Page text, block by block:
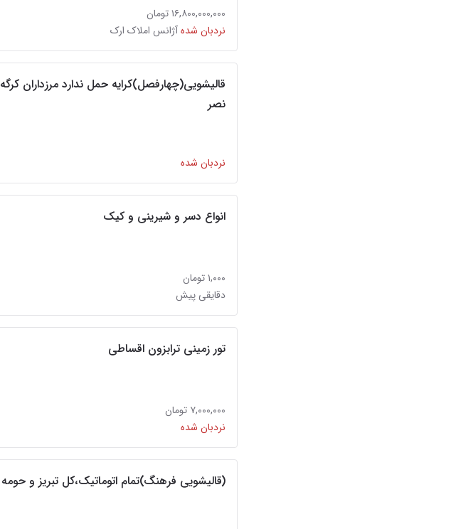
۱۶,۸۰۰,۰۰۰,۰۰۰ تومان
نردبان شدهآژانس املاک ارک
قالیشویی(چهارفصل)کرایه حمل ندارد مرزداران کرگه
نصر
نردبان شده
انواع دسر و شیرینی و کیک
۱,۰۰۰ تومان
دقایقی پیش
تور زمینی ترابزون اقساطی
۷,۰۰۰,۰۰۰ تومان
نردبان شده
(قالیشویی فرهنگ)تمام اتوماتیک،کل تبریز و حومه